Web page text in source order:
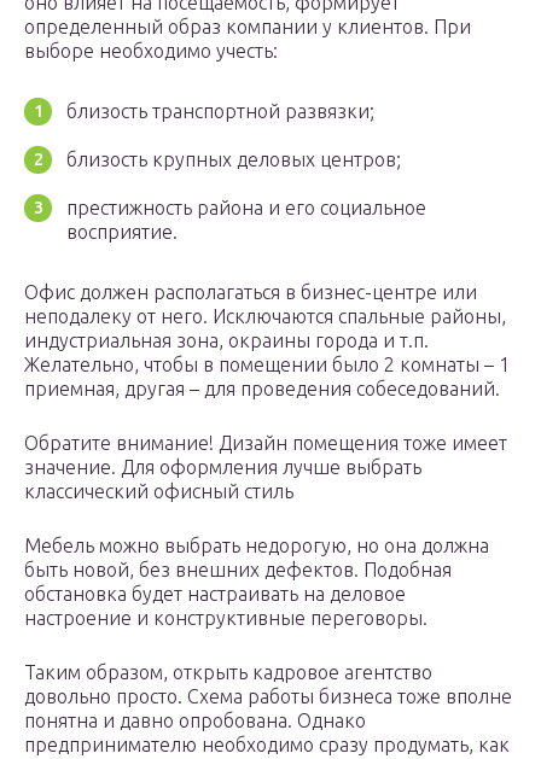
определенный образ компании у клиентов. При
выборе необходимо учесть:
близость транспортной развязки;
близость крупных деловых центров;
престижность района и его социальное
восприятие.
Офис должен располагаться в бизнес-центре или
неподалеку от него. Исключаются спальные районы,
индустриальная зона, окраины города и т.п.
Желательно, чтобы в помещении было 2 комнаты – 1
приемная, другая – для проведения собеседований.
Обратите внимание! Дизайн помещения тоже имеет
значение. Для оформления лучше выбрать
классический офисный стиль
Мебель можно выбрать недорогую, но она должна
быть новой, без внешних дефектов. Подобная
обстановка будет настраивать на деловое
настроение и конструктивные переговоры.
Таким образом, открыть кадровое агентство
довольно просто. Схема работы бизнеса тоже вполне
понятна и давно опробована. Однако
предпринимателю необходимо сразу продумать, как